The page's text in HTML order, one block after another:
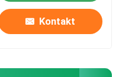
Kontakt